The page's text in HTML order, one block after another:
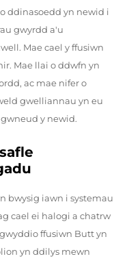
ddinasoedd yn newid i
gwyrdd a'u
Mae cael y ffusiwn
Mae llai o ddwfn yn
ac mae nifer o
gwelliannau yn eu
y newid.
bwysig iawn i systemau
cael ei halogi a chatrw
ffusiwn Butt yn
yn ddilys mewn